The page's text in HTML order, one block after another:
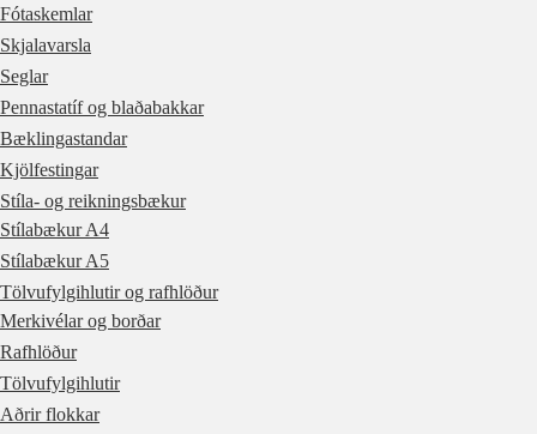
Fótaskemlar
Skjalavarsla
Seglar
Pennastatíf og blaðabakkar
Bæklingastandar
Kjölfestingar
Stíla- og reikningsbækur
Stílabækur A4
Stílabækur A5
Tölvufylgihlutir og rafhlöður
Merkivélar og borðar
Rafhlöður
Tölvufylgihlutir
Aðrir flokkar